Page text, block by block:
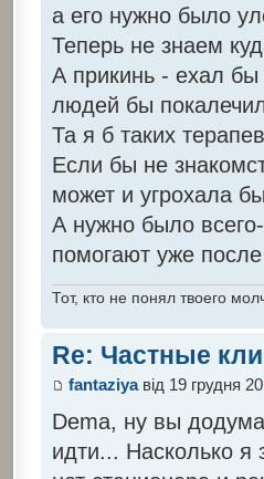
а его нужно было
Теперь не знаем
А прикинь - ехал
людей бы
Та я б таких
Если бы не
может и угрохала
А нужно было
помогают уже
Тот, кто не понял твоего
Re: Частные
fantaziyaвід 19 грудня
Dema, ну вы
идти... Насколько